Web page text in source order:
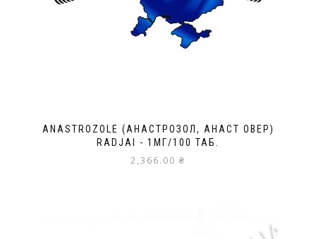
ANASTROZOLE (АНАСТРОЗОЛ, АНАСТ ОВЕР)
RADJAI - 1МГ/100 ТАБ.
2,366.00 ₴